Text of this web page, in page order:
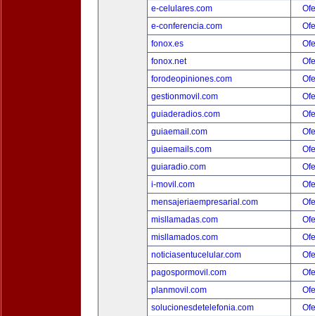
e-celulares.com
e-conferencia.com
fonox.es
fonox.net
forodeopiniones.com
gestionmovil.com
guiaderadios.com
guiaemail.com
guiaemails.com
guiaradio.com
i-movil.com
mensajeriaempresarial.com
misllamadas.com
misllamados.com
noticiasentucelular.com
pagospormovil.com
planmovil.com
solucionesdetelefonia.com